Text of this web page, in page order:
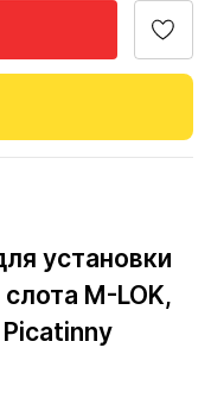
установки
M-LOK,
Picatinny